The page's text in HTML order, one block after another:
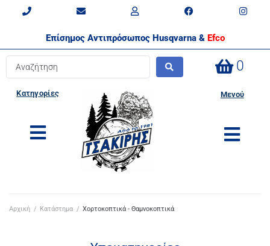
Επίσημος Αντιπρόσωπος Husqvarna & Efco
0
Κατηγορίες Μενού
Αρχική / Κατάστημα / Χορτοκοπτικά - Θαμνοκοπτικά